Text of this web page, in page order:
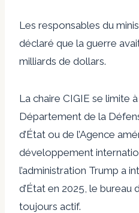
Les responsables du
déclaré que la guerre
milliards de dollars.
La chaire CIGIE se limite
Département de la
d’État ou de l’Agence
développement
l’administration Trump a
d’État en 2025, le bureau
toujours actif.